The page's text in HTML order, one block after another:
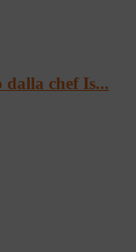
dalla chef Is...